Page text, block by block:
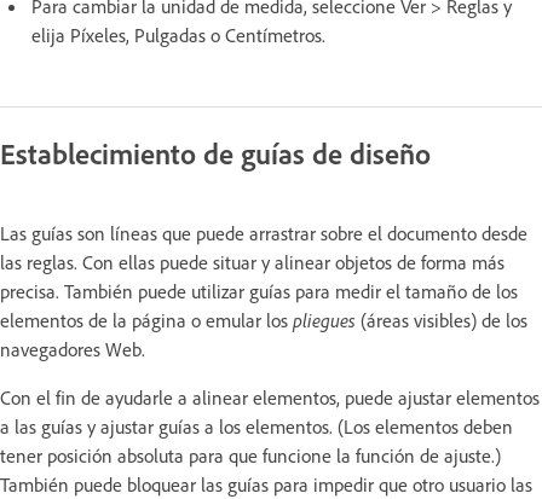
Para cambiar la unidad de medida, seleccione Ver > Reglas y
elija Píxeles, Pulgadas o Centímetros.
Establecimiento de guías de diseño
Las guías son líneas que puede arrastrar sobre el documento desde
las reglas. Con ellas puede situar y alinear objetos de forma más
precisa. También puede utilizar guías para medir el tamaño de los
elementos de la página o emular los pliegues (áreas visibles) de los
navegadores Web.
Con el fin de ayudarle a alinear elementos, puede ajustar elementos
a las guías y ajustar guías a los elementos. (Los elementos deben
tener posición absoluta para que funcione la función de ajuste.)
También puede bloquear las guías para impedir que otro usuario las